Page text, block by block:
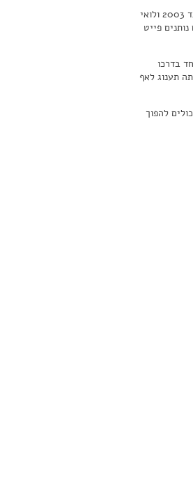
חלפנו על פני ג'יגונדאס וקורנאס, שניהם נפלאים, ועברנו לעוד טעימה השוואתית של שני יינות הרמיטאז', פראטון לה דוואנד 2003 ולואי
נותנים פייט
גפנים בוגרות 2023, שניהם, כל אחד בדרכו
תענוג לאף
להפוך